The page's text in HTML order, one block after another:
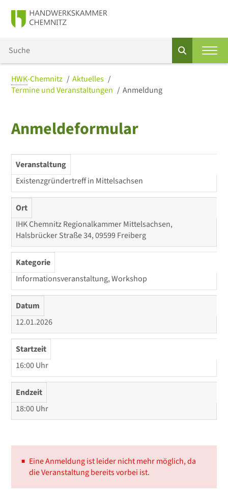
HWK-Chemnitz
Aktuelles
Termine und Veranstaltungen
Anmeldung
Anmeldeformular
Veranstaltung
Existenzgründertreff in Mittelsachsen
Ort
IHK Chemnitz Regionalkammer Mittelsachsen,
Halsbrücker Straße 34, 09599 Freiberg
Kategorie
Informationsveranstaltung, Workshop
Datum
12.01.2026
Startzeit
16:00 Uhr
Endzeit
18:00 Uhr
Eine Anmeldung ist leider nicht mehr möglich, da
die Veranstaltung bereits vorbei ist.